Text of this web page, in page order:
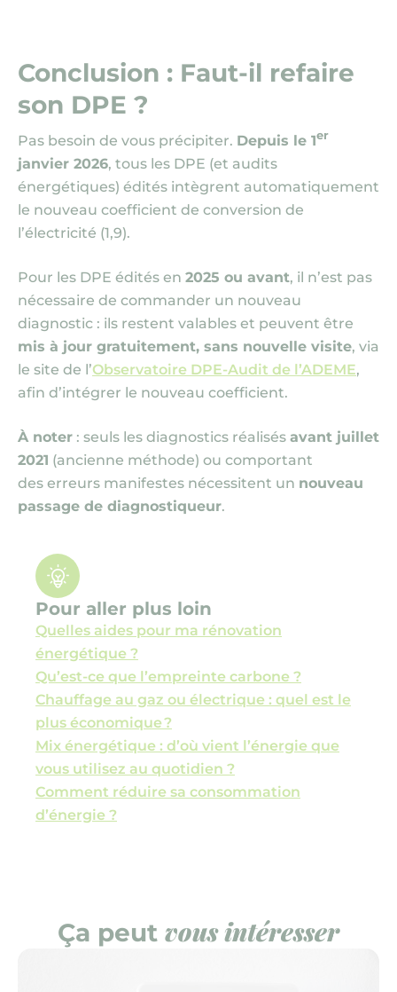
Conclusion : Faut-il refaire
son DPE ?
Pas besoin de vous précipiter. Depuis le 1er
janvier 2026, tous les DPE (et audits
énergétiques) édités intègrent automatiquement
le nouveau coefficient de conversion de
l’électricité (1,9).
Pour les DPE édités en 2025 ou avant, il n’est pas
nécessaire de commander un nouveau
diagnostic : ils restent valables et peuvent être
mis à jour gratuitement, sans nouvelle visite, via
le site de l’Observatoire DPE-Audit de l’ADEME,
afin d’intégrer le nouveau coefficient.
À noter : seuls les diagnostics réalisés avant juillet
2021 (ancienne méthode) ou comportant
des erreurs manifestes nécessitent un nouveau
passage de diagnostiqueur.
Pour aller plus loin
Quelles aides pour ma rénovation
énergétique ?
Qu’est-ce que l’empreinte carbone ?
Chauffage au gaz ou électrique : quel est le
plus économique ?
Mix énergétique : d’où vient l’énergie que
vous utilisez au quotidien ?
Comment réduire sa consommation
d’énergie ?
Ça peut vous intéresser